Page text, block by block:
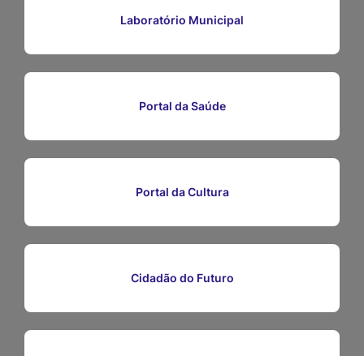
Laboratório Municipal
Portal da Saúde
Portal da Cultura
Cidadão do Futuro